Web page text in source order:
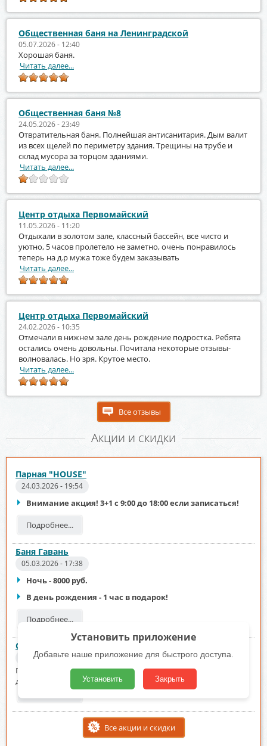
Общественная баня на Ленинградской
05.07.2026 - 12:40
Хорошая баня.
Читать далее...
Общественная баня №8
24.05.2026 - 23:49
Отвратительная баня. Полнейшая антисанитария. Дым валит
из всех щелей по периметру здания. Трещины на трубе и
склад мусора за торцом зданиями.
Читать далее...
Центр отдыха Первомайский
11.05.2026 - 11:20
Отдыхали в золотом зале, классный бассейн, все чисто и
уютно, 5 часов пролетело не заметно, очень понравилось
теперь на д.р мужа тоже будем заказывать
Читать далее...
Центр отдыха Первомайский
24.02.2026 - 10:35
Отмечали в нижнем зале день рождение подростка. Ребята
остались очень довольны. Почитала некоторые отзывы-
волновалась. Но зря. Крутое место.
Читать далее...
Все отзывы
Акции и скидки
Парная "HOUSE"
24.03.2026 - 19:54
Внимание акция! 3+1 с 9:00 до 18:00 если записаться!
Подробнее...
Баня Гавань
05.03.2026 - 17:38
Ночь - 8000 руб.
В день рождения - 1 час в подарок!
Подробнее...
Сауна «Жозефина»
19.02.2026 - 14:59
Подарок посетилтелям на корпоративы, мальчишники,
девичники, дни рождения.
Подробнее...
Все акции и скидки
Установить приложение
Добавьте наше приложение для быстрого доступа.
Установить Закрыть